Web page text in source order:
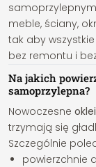
meble, ściany,
tak aby
bez remontu i
Na jakich
samoprzylepna?
Nowoczesne
trzymają się
Szczególnie
powierzchnie